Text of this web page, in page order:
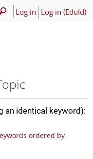
Log in Log in (EduId)
an identical keyword):
ordered by